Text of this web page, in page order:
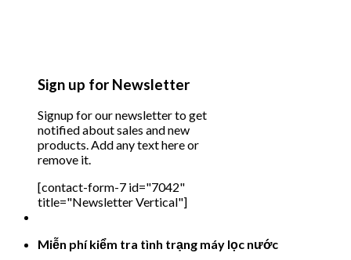
Sign up for Newsletter
Signup for our newsletter to get
notified about sales and new
products. Add any text here or
remove it.
[contact-form-7 id="7042"
title="Newsletter Vertical"]
Miễn phí kiểm tra tình trạng máy lọc nước